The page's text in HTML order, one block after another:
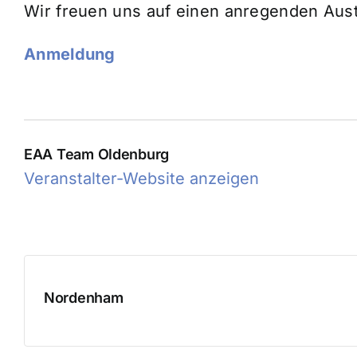
Wir freuen uns auf einen anregenden
Anmeldung
EAA Team Oldenburg
Veranstalter-Website anzeigen
Nordenham